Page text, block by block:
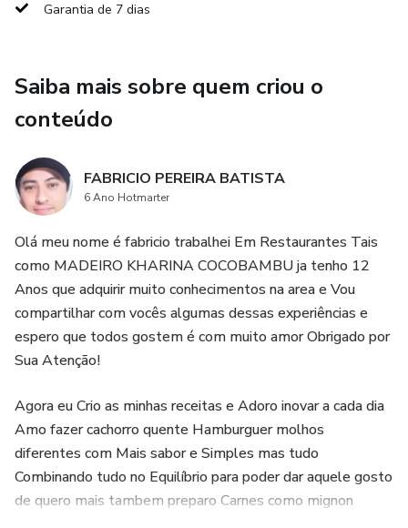
Garantia de 7 dias
Saiba mais sobre quem criou o
conteúdo
FABRICIO PEREIRA BATISTA
6 Ano Hotmarter
Olá meu nome é fabricio trabalhei Em Restaurantes Tais
como MADEIRO KHARINA COCOBAMBU ja tenho 12
Anos que adquirir muito conhecimentos na area e Vou
compartilhar com vocês algumas dessas experiências e
espero que todos gostem é com muito amor Obrigado por
Sua Atenção!
Agora eu Crio as minhas receitas e Adoro inovar a cada dia
Amo fazer cachorro quente Hamburguer molhos
diferentes com Mais sabor e Simples mas tudo
Combinando tudo no Equilíbrio para poder dar aquele gosto
de quero mais tambem preparo Carnes como mignon